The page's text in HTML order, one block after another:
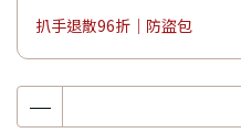
扒手退散96折｜防盜包